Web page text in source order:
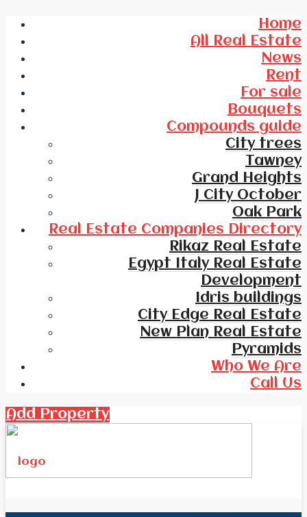
Home
All Real Estate
News
Rent
For sale
Bouquets
Compounds guide
City trees
Tawney
Grand Heights
J City October
Oak Park
Real Estate Companies Directory
Rikaz Real Estate
Egypt Italy Real Estate
Development
Idris buildings
City Edge Real Estate
New Plan Real Estate
Pyramids
Who We Are
Call Us
Add Property